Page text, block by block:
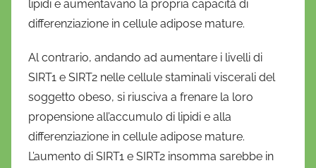
lipidi e aumentavano la propria capacità di
differenziazione in cellule adipose mature.
Al contrario, andando ad aumentare i livelli di
SIRT1 e SIRT2 nelle cellule staminali viscerali del
soggetto obeso, si riusciva a frenare la loro
propensione all’accumulo di lipidi e alla
differenziazione in cellule adipose mature.
L’aumento di SIRT1 e SIRT2 insomma sarebbe in